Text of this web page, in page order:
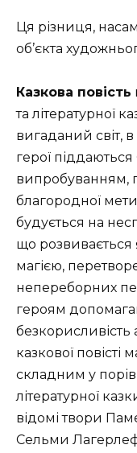
Ця різниця,
об’єкта
Казкова повість
та літературної
вигаданий світ,
герої
випробуванням,
благородної
будується на
що розвивається
магією,
непереборних
героям
безкорисливість
казкової повісті
складним у
літературної
відомі твори
Сельми